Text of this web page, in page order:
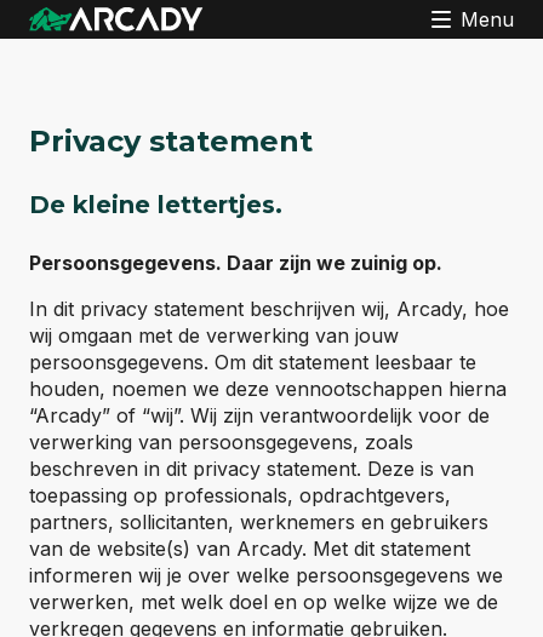
Menu
Privacy statement
De kleine lettertjes.
Persoonsgegevens. Daar zijn we zuinig op.
In dit privacy statement beschrijven wij, Arcady, hoe
wij omgaan met de verwerking van jouw
persoonsgegevens. Om dit statement leesbaar te
houden, noemen we deze vennootschappen hierna
“Arcady” of “wij”. Wij zijn verantwoordelijk voor de
verwerking van persoonsgegevens, zoals
beschreven in dit privacy statement. Deze is van
toepassing op professionals, opdrachtgevers,
partners, sollicitanten, werknemers en gebruikers
van de website(s) van Arcady. Met dit statement
informeren wij je over welke persoonsgegevens we
verwerken, met welk doel en op welke wijze we de
verkregen gegevens en informatie gebruiken.